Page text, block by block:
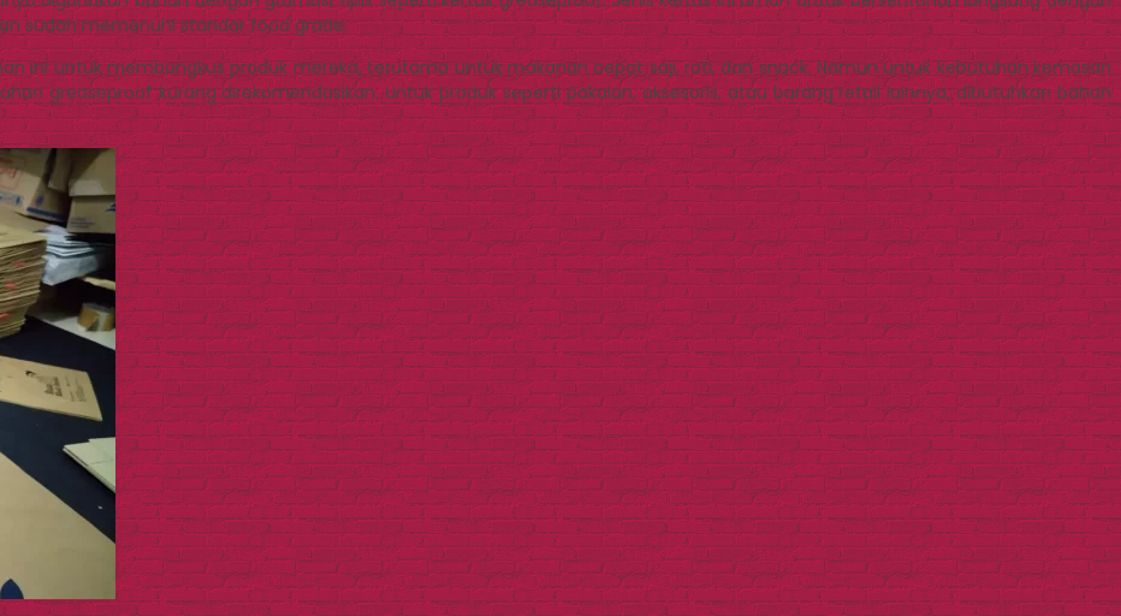
sudah memenuhi standar food grade.
ini untuk membungkus produk mereka, terutama untuk makanan cepat saji, roti, dan snack. Namun untuk kebutuhan kemasan
greaseproof kurang direkomendasikan. Untuk produk seperti pakaian, aksesoris, atau barang retail lainnya, dibutuhkan bahan